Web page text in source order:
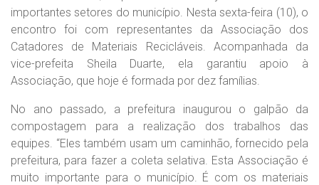
importantes setores do município. Nesta sexta-feira (10), o
encontro foi com representantes da Associação dos
Catadores de Materiais Recicláveis. Acompanhada da
vice-prefeita Sheila Duarte, ela garantiu apoio à
Associação, que hoje é formada por dez famílias.
No ano passado, a prefeitura inaugurou o galpão da
compostagem para a realização dos trabalhos das
equipes. “Eles também usam um caminhão, fornecido pela
prefeitura, para fazer a coleta selativa. Esta Associação é
muito importante para o município. É com os materiais